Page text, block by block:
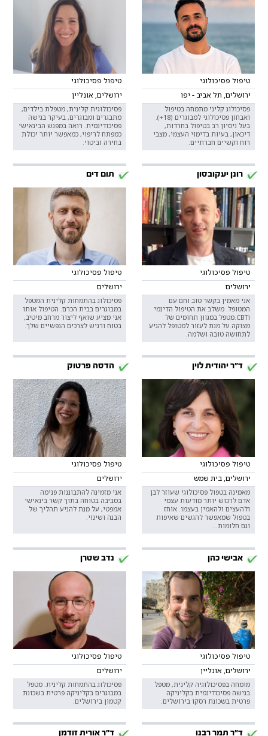
טיפול פסיכולוגי
ירושלים, תל אביב - יפו
פסיכולוג קליני מתמחה בטיפול
ואבחון פסיכולוגי למבוגרים (18+).
בעל ניסיון רב בטיפול בחרדות,
דיכאון, בעיות בדימוי העצמי, מצבי
רוח וקשיים חברתיים.
טיפול פסיכולוגי
ירושלים, אונליין
פסיכולוגית קלינית, מטפלת בילדים,
מתבגרים ומבוגרים, בעיקר בגישה
פסיכודינמית. רואה במפגש הבינאישי
כמפתח לריפוי, כמאפשר יותר יכולת
בחירה וביטוי.
רונן יעקובסון
טיפול פסיכולוגי
ירושלים
אני מאמין בקשר טוב וחם עם
המטופל. משלב את הטיפול הדינמי
וCBT.מטפל במגוון תחומים של
מצוקה על מנת לעזור למטופל להגיע
לתחושה טובה ושלמה.
תום דים
טיפול פסיכולוגי
ירושלים
פסיכולוג בהתמחות קלינית המטפל
במבוגרים בבית הכרם. הטיפול אותו
אני מציע שואף ליצור מרחב מיטיב,
בטוח ורגיש לצרכים הנפשיים שלך.
ד"ר יהודית לוין
טיפול פסיכולוגי
ירושלים, בית שמש
מאמינה בטפול פסיכולוגי שעוזר לבן
אדם לרכוש יותר מודעות עצמי
ולהעצים ולהאמין בעצמו. אוחז
בטפול שמאפשר להגשים שאיפות
וגם חלומות...
הדסה פרטוק
טיפול פסיכולוגי
ירושלים
אני מזמינה להתבוננות פנימה
בסביבה בטוחה בתוך קשר בינאישי
אמפטי, על מנת להניע תהליך של
הבנה ושינוי.
אבישי כהן
טיפול פסיכולוגי
ירושלים, אונליין
מומחה בפסיכולוגיה קלינית, מטפל
בגישה פסיכודינמית בקליניקה
פרטית בשכונת רסקו בירושלים.
נדב שטרן
טיפול פסיכולוגי
ירושלים
פסיכולוג בהתמחות קלינית. מטפל
במבוגרים בקליניקה פרטית בשכונת
קטמון בירושלים.
ד"ר תמר רבנו ד"ר אורית זודמן